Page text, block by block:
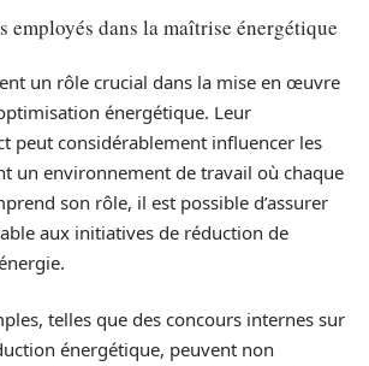
employés dans la maîtrise énergétique
un rôle crucial dans la mise en œuvre
énergétique. Leur
peut considérablement influencer les
un environnement de travail où chaque
son rôle, il est possible d’assurer
aux initiatives de réduction de
telles que des concours internes sur
énergétique, peuvent non